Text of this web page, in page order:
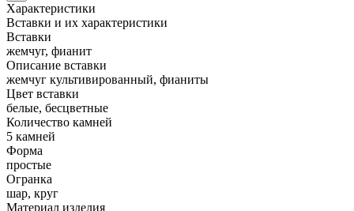
Характеристики
Вставки и их характеристики
Вставки
жемчуг, фианит
Описание вставки
жемчуг культивированный, фианиты
Цвет вставки
белые, бесцветные
Количество камней
5 камней
Форма
простые
Огранка
шар, круг
Материал изделия